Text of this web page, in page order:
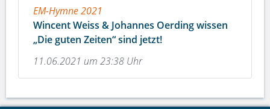
EM-Hymne 2021
Wincent Weiss & Johannes Oerding wissen
„Die guten Zeiten“ sind jetzt!
11.06.2021 um 23:38 Uhr